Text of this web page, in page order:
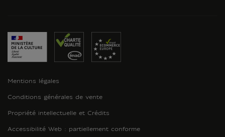
Mentions légales
Conditions générales de vente
Propriété intellectuelle et Crédits
Accessibilité Web : partiellement conforme